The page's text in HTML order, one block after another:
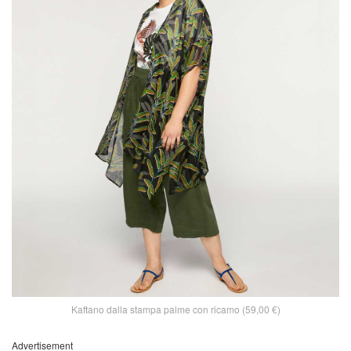
Kaftano dalla stampa palme con ricamo (59,00 €)
Advertisement